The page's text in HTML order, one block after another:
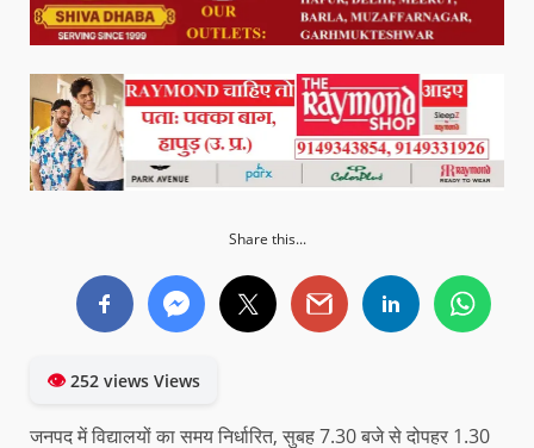
Share this...
👁252 views Views
जनपद में विद्यालयों का समय निर्धारित, सुबह 7.30 बजे से दोपहर 1.30